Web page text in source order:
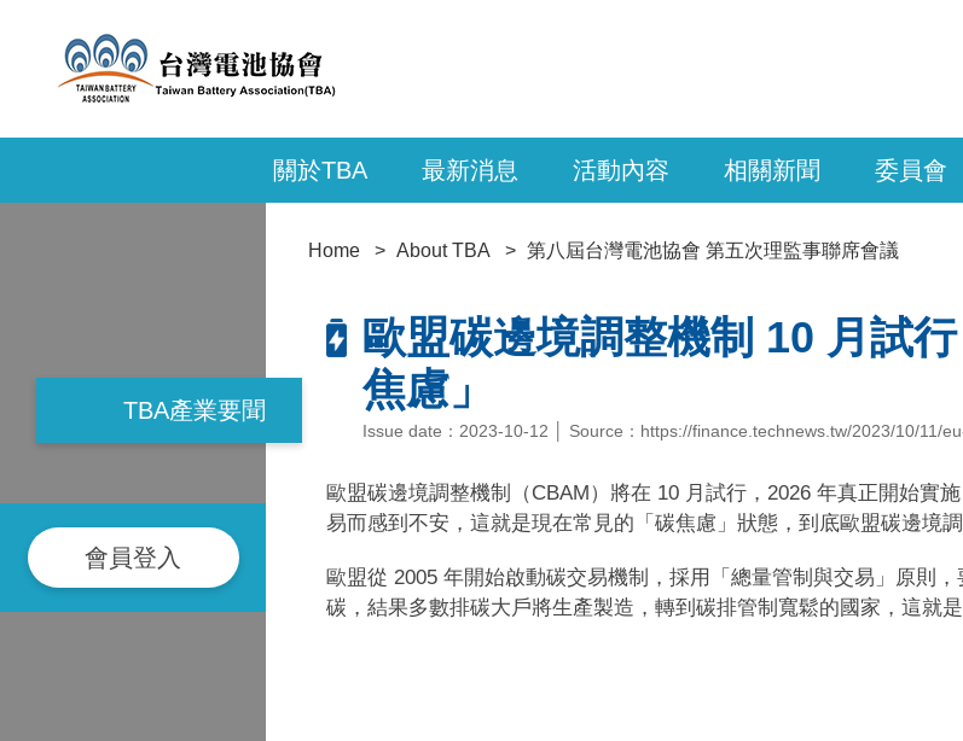
關於TBA 最新消息 活動內容 相關新聞 委員會
TBA產業要聞
會員登入
Home About TBA 第八屆台灣電池協會 第五次理監事聯席會議
歐盟碳邊境調整機制 10 月試
焦慮」
Issue date：2023-10-12 │ Source：https://finance.technews.tw/2023/10/11/
歐盟碳邊境調整機制（CBAM）將在 10 月試行，2026 年真正開始實
易而感到不安，這就是現在常見的「碳焦慮」狀態，到底歐盟碳邊境
歐盟從 2005 年開始啟動碳交易機制，採用「總量管制與交易」原則
碳，結果多數排碳大戶將生產製造，轉到碳排管制寬鬆的國家，這就